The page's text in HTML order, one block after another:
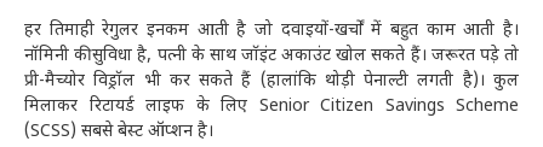
हर तिमाही रेगुलर इनकम आती है जो दवाइयों-खर्चों में बहुत काम आती है।
नॉमिनी की सुविधा है, पत्नी के साथ जॉइंट अकाउंट खोल सकते हैं। जरूरत पड़े तो
प्री-मैच्योर विड्रॉल भी कर सकते हैं (हालांकि थोड़ी पेनाल्टी लगती है)। कुल
मिलाकर रिटायर्ड लाइफ के लिए Senior Citizen Savings Scheme
(SCSS) सबसे बेस्ट ऑप्शन है।